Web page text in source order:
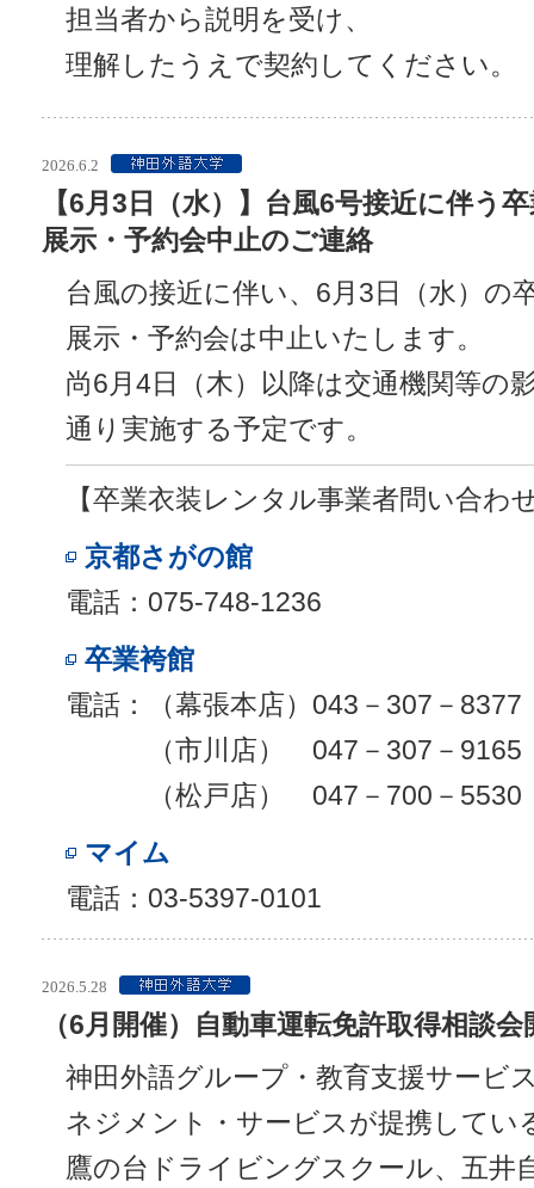
担当者から説明を受け、
理解したうえで契約してください。
2026.6.2
【6月3日（水）】台風6号接近に伴う
展示・予約会中止のご連絡
台風の接近に伴い、6月3日（水）の
展示・予約会は中止いたします。
尚6月4日（木）以降は交通機関等の
通り実施する予定です。
【卒業衣装レンタル事業者問い合わ
京都さがの館
電話：075-748-1236
卒業袴館
電話：（幕張本店）043－307－8377
（市川店） 047－307－9165
（松戸店） 047－700－5530
マイム
電話：03-5397-0101
2026.5.28
（6月開催）自動車運転免許取得相談
神田外語グループ・教育支援サービ
ネジメント・サービスが提携してい
鷹の台ドライビングスクール、五井